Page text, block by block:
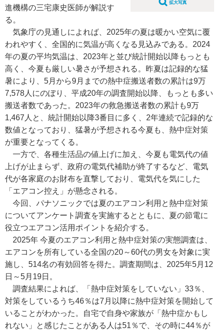
拡大写真
進機構の三宅康史医師が解説す
る。
気象庁の見通しによれば、2025年の夏は暖かい空気に覆
われやすく、全国的に気温が高くなる見込みである。2024
年の夏の平均気温は、2023年と並び統計開始以降もっとも
高く、今夏も厳しい暑さが予想される。昨夏は記録的な猛
暑により、5月から9月までの熱中症搬送者数の累計は9万
7,578人にのぼり、平成20年の調査開始以降、もっとも多い
搬送者数であった。2023年の救急搬送者数の累計も9万
1,467人と、統計開始以降3番目に多く、2年連続で記録的な
数値となっており、猛暑が予想される今夏も、熱中症対策
が重要となってくる。
一方で、各種生活品の値上げに加え、今夏も電気代の値
上げが止まらず、政府の電気代補助が終了するなど、電気
代が各家庭のお財布を直撃しており、電気代を気にした
「エアコン控え」が懸念される。
今回、パナソニックでは夏のエアコン利用と熱中症対策
についてアンケート調査を実施するとともに、夏の節電に
役立つエアコン活用ポイントを紹介する。
2025年 今夏のエアコン利用と熱中症対策の実態調査は、
エアコンを所有している全国の20～60代の男女を対象に実
施し、514名の有効回答を得た。調査期間は、2025年5月12
日～5月19日。
調査結果によれば、「熱中症対策をしていない」33％、
対策をしているうち46％は7月以降に熱中症対策を開始して
いることがわかった。自宅で自身や家族が「熱中症かもし
れない」と感じたことがある人は51％で、その時に44％が